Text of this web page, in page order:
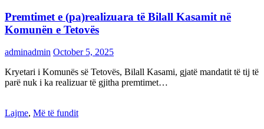
Premtimet e (pa)realizuara të Bilall Kasamit në
Komunën e Tetovës
adminadmin October 5, 2025
Kryetari i Komunës së Tetovës, Bilall Kasami, gjatë mandatit të tij të
parë nuk i ka realizuar të gjitha premtimet…
Lajme, Më të fundit